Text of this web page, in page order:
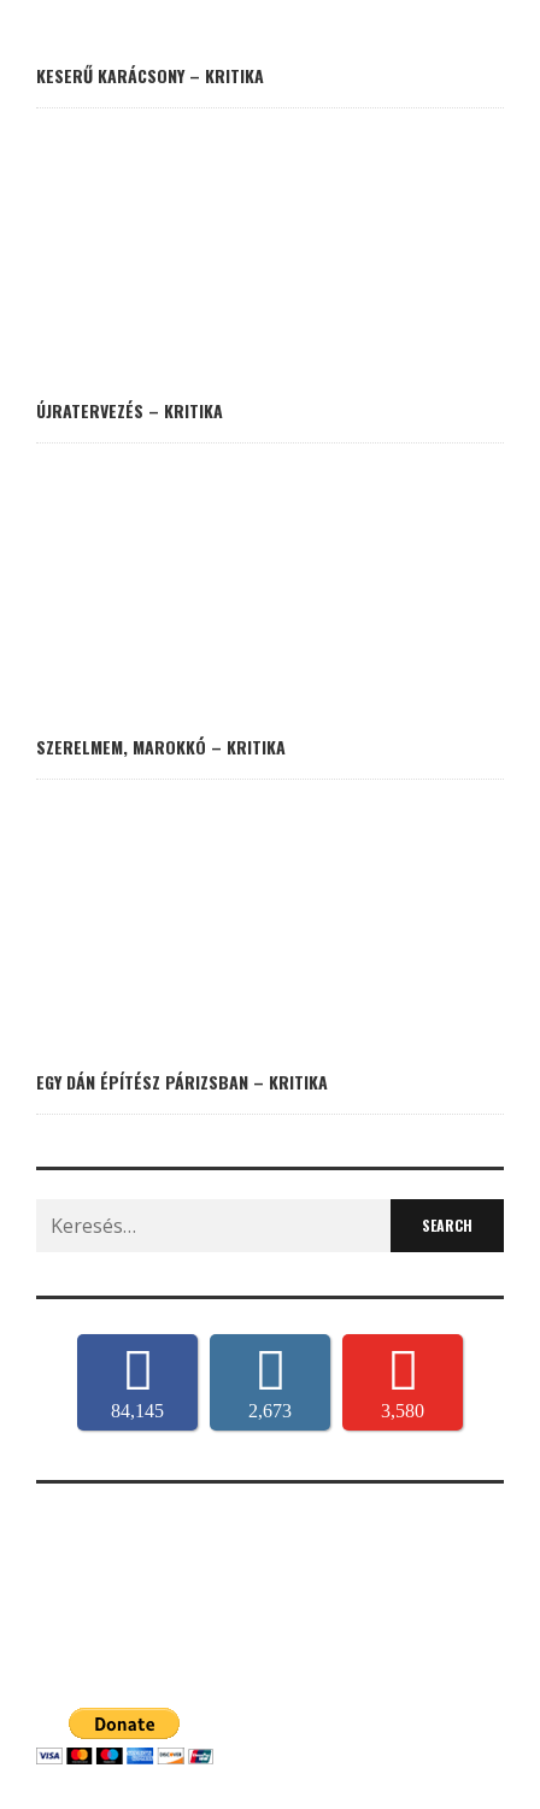
KESERŰ KARÁCSONY – KRITIKA
ÚJRATERVEZÉS – KRITIKA
SZERELMEM, MAROKKÓ – KRITIKA
EGY DÁN ÉPÍTÉSZ PÁRIZSBAN – KRITIKA
Search
for:
84,145 2,673 3,580